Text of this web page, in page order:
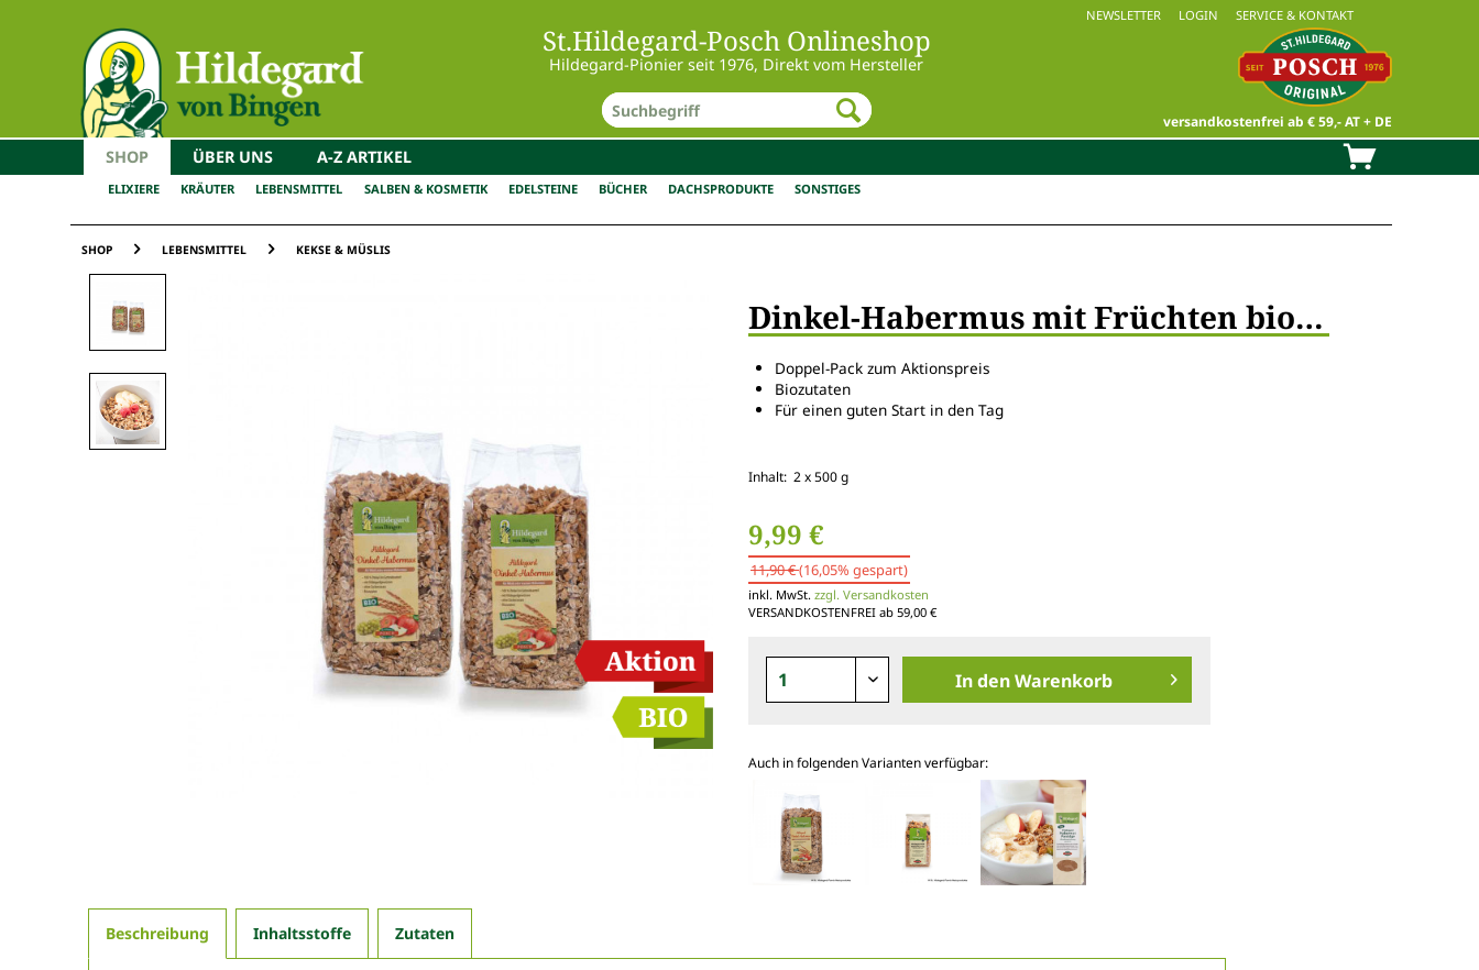
NEWSLETTER LOGIN SERVICE & KONTAKT
St.Hildegard-Posch Onlineshop
Hildegard-Pionier seit 1976, Direkt vom Hersteller
versandkostenfrei ab € 59,- AT + DE
SHOP ÜBER UNS A-Z ARTIKEL
ELIXIERE KRÄUTER LEBENSMITTEL SALBEN & KOSMETIK EDELSTEINE BÜCHER DACHSPRODUKTE SONSTIGES
SHOP LEBENSMITTEL KEKSE & MÜSLIS
Dinkel-Habermus mit Früchten bio Doppelpkg.
Doppel-Pack zum Aktionspreis
Biozutaten
Für einen guten Start in den Tag
Inhalt: 2 x 500 g
9,99 €
11,90 €(16,05% gespart)
inkl. MwSt. zzgl. Versandkosten
VERSANDKOSTENFREI ab 59,00 €
In denWarenkorb
Auch in folgenden Varianten verfügbar:
Beschreibung Inhaltsstoffe Zutaten